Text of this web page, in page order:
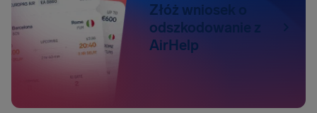
Złóż wniosek o
odszkodowanie z
AirHelp